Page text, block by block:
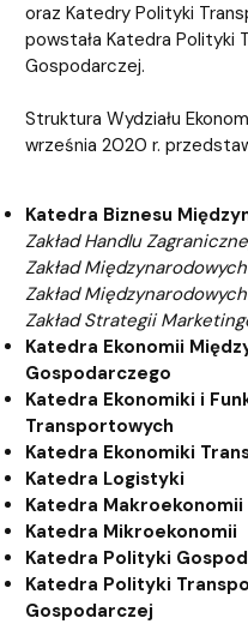
oraz Katedry Polityki
powstała Katedra Polityki
Gospodarczej.
Struktura Wydziału
września 2020 r.
Katedra Biznesu
Zakład Handlu
Zakład
Zakład
Zakład Strategii
Katedra Ekonomii
Gospodarczego
Katedra Ekonomiki i
Transportowych
Katedra Ekonomiki
Katedra Logistyki
Katedra Makroekonomii
Katedra Mikroekonomii
Katedra Polityki
Katedra Polityki
Gospodarczej